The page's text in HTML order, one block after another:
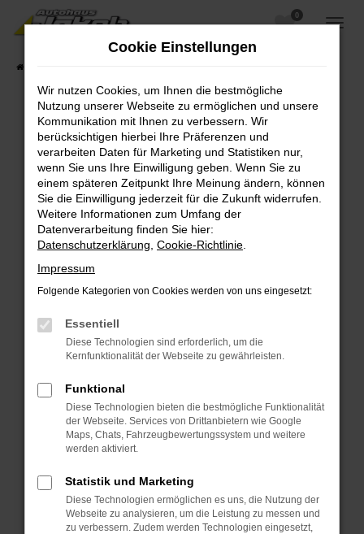
Zum
Hauptinhalt
0
Fehler: Network Error
Beim Laden ist ein Fehler aufgetreten.
Hier sind ein paar Tipps, die dir helfen können:
Überprüfe deine Firewall und deine
Internetverbindung.
Laden andere Webseiten, zum Beispiel deine
Suchmaschine?
Prüfe deine Browsererweiterungen.
Manche Erweiterungen, wie Werbeblocker,
können das Laden bestimmter Seiten
verhindern. Funktioniert die Seite in einem
Fenster?
Starte dein Gerät neu.
Das kann manchmal helfen, vorübergehende
Probleme zu beheben.
Betriebssystem auf dem neuesten Stand
sind.
Veraltete Software birgt nicht nur ein
Cookie Einstellungen
Wir nutzen Cookies, um Ihnen die bestmögliche
Nutzung unserer Webseite zu ermöglichen und unsere
Kommunikation mit Ihnen zu verbessern. Wir
berücksichtigen hierbei Ihre Präferenzen und
verarbeiten Daten für Marketing und Statistiken nur,
wenn Sie uns Ihre Einwilligung geben. Wenn Sie zu
einem späteren Zeitpunkt Ihre Meinung ändern, können
Sie die Einwilligung jederzeit für die Zukunft widerrufen.
Weitere Informationen zum Umfang der
Datenverarbeitung finden Sie hier:
Datenschutzerklärung Cookie-Richtlinie
Impressum
Folgende Kategorien von Cookies werden von uns eingesetzt:
Essentiell
Diese Technologien sind erforderlich, um die
Kernfunktionalität der Webseite zu gewährleisten.
Funktional
Diese Technologien bieten die bestmögliche Funktionalität
der Webseite. Services von Drittanbietern wie Google
Maps, Chats, Fahrzeugbewertungssystem und weitere
werden aktiviert.
Statistik und Marketing
Diese Technologien ermöglichen es uns, die Nutzung der
Webseite zu analysieren, um die Leistung zu messen und
zu verbessern. Zudem werden Technologien eingesetzt,